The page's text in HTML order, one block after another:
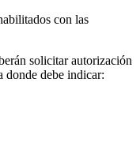
con las
solicitar autorización
donde debe indicar: